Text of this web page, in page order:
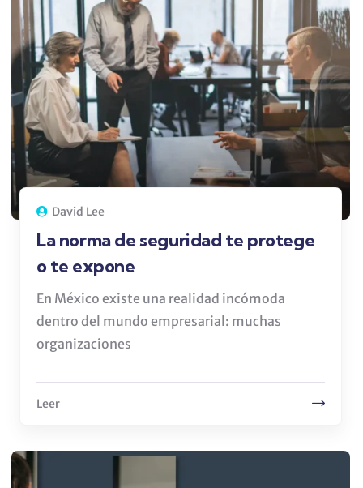
David Lee
La norma de seguridad te protege
o te expone
En México existe una realidad incómoda
dentro del mundo empresarial: muchas
organizaciones
Leer